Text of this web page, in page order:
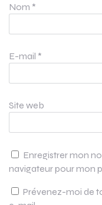
Nom *
E-mail *
Site web
Enregistrer mon
navigateur pour mon
Prévenez-moi de